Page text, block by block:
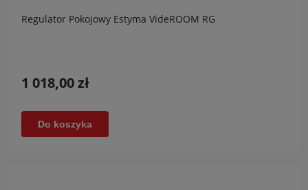
Regulator Pokojowy Estyma VideROOM RG
1 018,00 zł
Do koszyka